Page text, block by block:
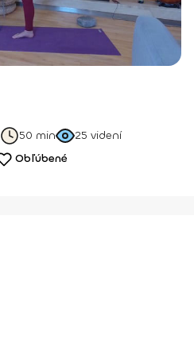
50 min 25 videní
Obľúbené